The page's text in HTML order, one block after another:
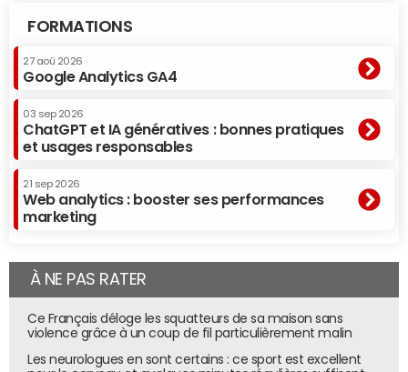
FORMATIONS
27 aoû 2026
Google Analytics GA4
03 sep 2026
ChatGPT et IA génératives : bonnes pratiques
et usages responsables
21 sep 2026
Web analytics : booster ses performances
marketing
À NE PAS RATER
Ce Français déloge les squatteurs de sa maison sans
violence grâce à un coup de fil particulièrement malin
Les neurologues en sont certains : ce sport est excellent